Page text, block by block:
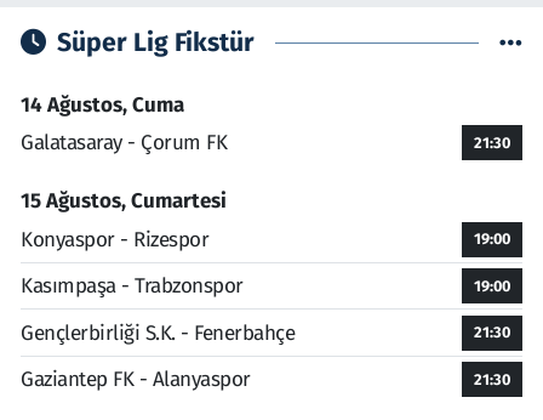
Süper Lig Fikstür
14 Ağustos, Cuma
Galatasaray - Çorum FK
21:30
15 Ağustos, Cumartesi
Konyaspor - Rizespor
19:00
Kasımpaşa - Trabzonspor 19:00
Gençlerbirliği S.K. - Fenerbahçe 21:30
Gaziantep FK - Alanyaspor 21:30